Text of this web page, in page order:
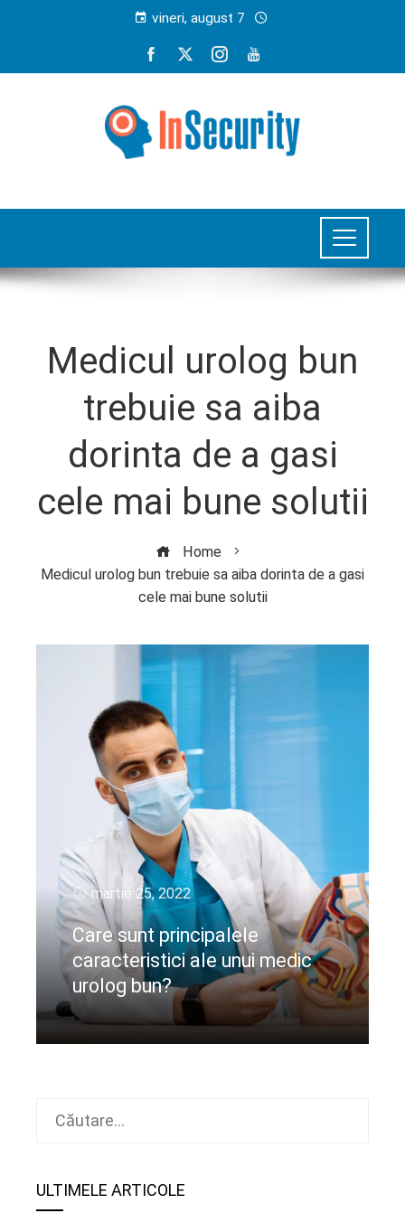
vineri, august 7
Medicul urolog bun
trebuie sa aiba
dorinta de a gasi
cele mai bune solutii
Home
Medicul urolog bun trebuie sa aiba dorinta de a gasi
cele mai bune solutii
martie 25, 2022
Care sunt principalele
caracteristici ale unui medic
urolog bun?
CIteste mai departe
Caută
ULTIMELE ARTICOLE